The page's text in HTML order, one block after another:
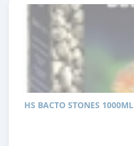
HS BACTO STONES 1000ML